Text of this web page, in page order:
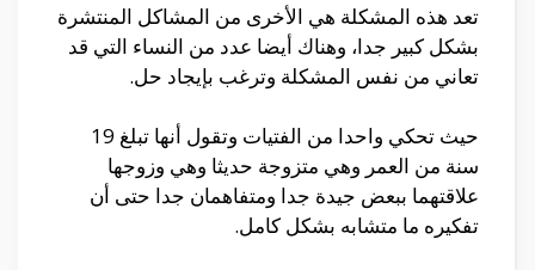
تعد هذه المشكلة هي الأخرى من المشاكل المنتشرة
بشكل كبير جدا، وهناك أيضا عدد من النساء التي قد
تعاني من نفس المشكلة وترغب بإيجاد حل.
حيث تحكي واحدا من الفتيات وتقول أنها تبلغ 19
سنة من العمر وهي متزوجة حديثا وهي وزوجها
علاقتهما ببعض جيدة جدا ومتفاهمان جدا حتى أن
تفكيره ما متشابه بشكل كامل.